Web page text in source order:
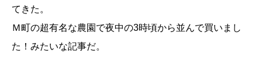
てきた。
Ｍ町の超有名な農園で夜中の3時頃から並んで買いまし
た！みたいな記事だ。